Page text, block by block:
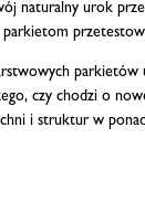
naturalny urok
parkietów
czy chodzi o
i struktur w